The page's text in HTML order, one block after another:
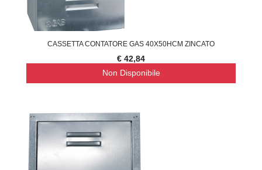
CASSETTA CONTATORE GAS 40X50HCM ZINCATO
€ 42,84
Non Disponibile